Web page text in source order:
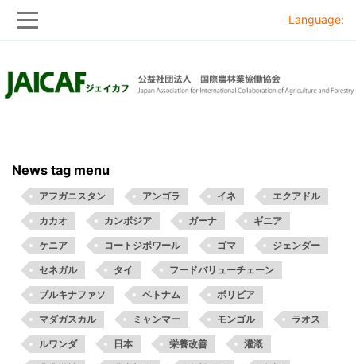
to
to
Language:
News tag menu
アフガニスタン アンゴラ イネ エクアドル
カカオ カンボジア ガーナ ギニア
ケニア コートジボワール ゴマ ジェンダー
セネガル タイ フードバリューチェーン
ブルキナファソ ベトナム ボリビア
マダガスカル ミャンマー モンゴル ラオス
ルワンダ 日本 栄養改善 灌漑